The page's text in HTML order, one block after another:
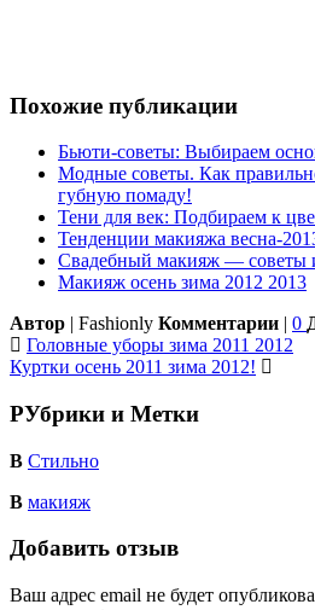
Похожие публикации
Бьюти-советы: Выбираем
Модные советы. Как
губную помаду!
Тени для век: Подбираем к
Тенденции макияжа весна-
Свадебный макияж — советы
Макияж осень зима 2012 2013
Автор | Fashionly Комментарии | 0
Головные уборы зима 2011 2012
Куртки осень 2011 зима 2012!
РУбрики и Метки
В Стильно
В макияж
Добавить отзыв
Ваш адрес email не будет